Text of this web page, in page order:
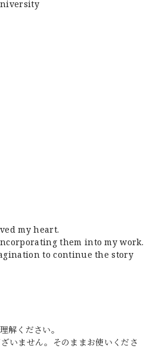
my heart.
them into my work.
to continue the story
解ください。
いません。そのままお使いくださ